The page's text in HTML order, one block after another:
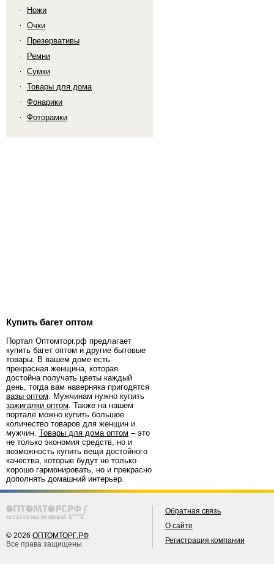
Ножи
Очки
Презервативы
Ремни
Сумки
Товары для дома
Фонарики
Фоторамки
Купить багет оптом
Портал Оптомторг.рф предлагает
купить багет оптом и другие бытовые
товары. В вашем доме есть
прекрасная женщина, которая
достойна получать цветы каждый
день, тогда вам наверняка пригодятся
вазы оптом. Мужчинам нужно купить
зажигалки оптом. Также на нашем
портале можно купить большое
количество товаров для женщин и
мужчин. Товары для дома оптом – это
не только экономия средств, но и
возможность купить вещи достойного
качества, которые будут не только
хорошо гармонировать, но и прекрасно
дополнять домашний интерьер.
© 2026 ОПТОМТОРГ.РФ
Все права защищены.
Обратная связь
О сайте
Регистрация компании